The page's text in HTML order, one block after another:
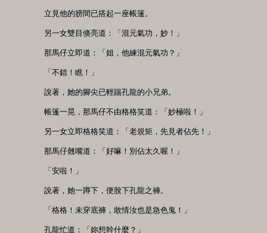
立見他的膀間已搭起一座帳篷。
另一女雙目倏亮道：「混元氣功，妙！」
那馬仔立即道：「姐，他練混元氣功？」
「不錯！瞧！」
說著，她的腳尖已輕踹孔龍的小兄弟。
帳篷一晃，那馬仔不由格格笑道：「妙極啦！」
另一女立即格格笑道：「老規矩，先見者佔先！」
那馬仔翹嘴道：「好嘛！別佔太久喔！」
「安啦！」
說著，她一蹲下，便脫下孔龍之褲。
「格格！未穿底褲，敢情汝也是急色鬼！」
孔龍忙道：「妳想幹什麼？」